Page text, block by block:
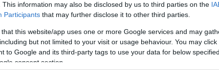
This information may also be disclosed by us to third parties on the
Participants that may further disclose it to other third parties.
that this website/app uses one or more Google services and may
but not limited to your visit or usage behaviour. You may
to Google and its third-party tags to use your data for below
consent section.